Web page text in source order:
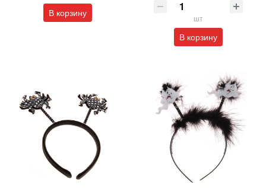
В корзину шт
В корзину